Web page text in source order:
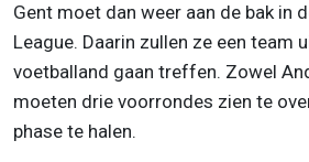
Gent moet dan weer aan de bak in
League. Daarin zullen ze een team
voetballand gaan treffen. Zowel
moeten drie voorrondes zien te
phase te halen.